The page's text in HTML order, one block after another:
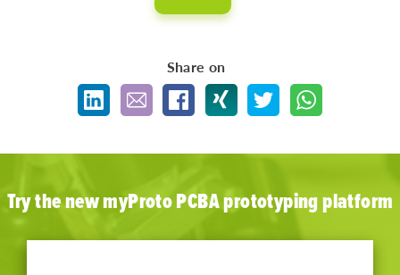
Share on
Try the new myProto PCBA prototyping platform